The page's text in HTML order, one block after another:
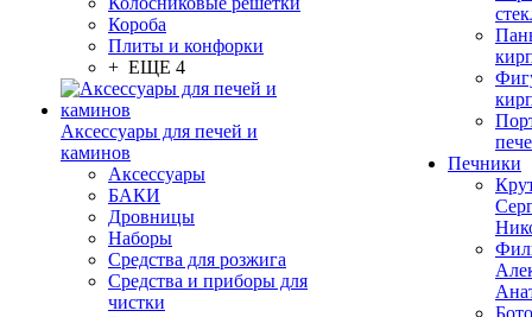
Короба
Плиты и конфорки
+ ЕЩЕ 4
Аксессуары для печей и
каминов
Аксессуары
БАКИ
Дровницы
Наборы
Средства для розжига
Средства и приборы для
чистки
Печники